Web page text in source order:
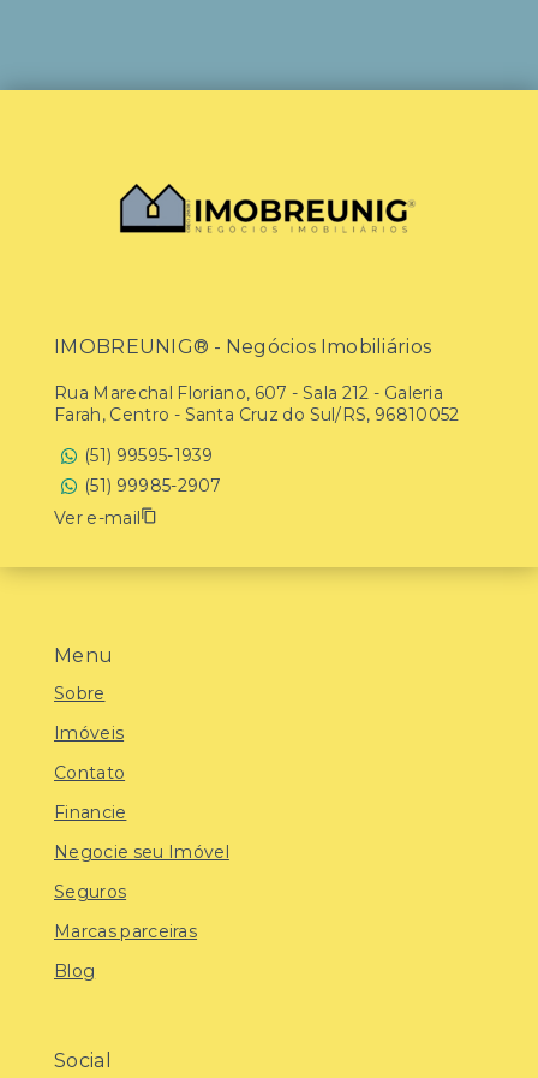
Menu
Sobre
Imóveis
Contato
Financie
Negocie seu Imóvel
Seguros
Marcas parceiras
Blog
Social
IMOBREUNIG® - Negócios Imobiliários
Rua Marechal Floriano, 607 - Sala 212 - Galeria
Farah, Centro - Santa Cruz do Sul/RS, 96810052
(51) 99595-1939
(51) 99985-2907
Ver e-mail